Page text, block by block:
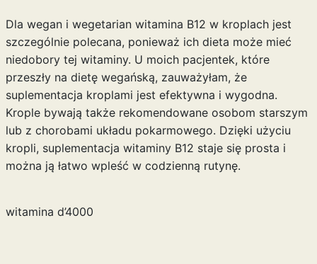
Dla wegan i wegetarian witamina B12 w kroplach jest
szczególnie polecana, ponieważ ich dieta może mieć
niedobory tej witaminy. U moich pacjentek, które
przeszły na dietę wegańską, zauważyłam, że
suplementacja kroplami jest efektywna i wygodna.
Krople bywają także rekomendowane osobom starszym
lub z chorobami układu pokarmowego. Dzięki użyciu
kropli, suplementacja witaminy B12 staje się prosta i
można ją łatwo wpleść w codzienną rutynę.
witamina d’4000